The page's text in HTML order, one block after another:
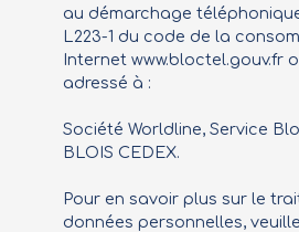
au démarchage
L223-1 du code de la
Internet www.bloctel.gouv.fr
adressé à :
Société Worldline, Service
BLOIS CEDEX.
Pour en savoir plus sur le
données personnelles,